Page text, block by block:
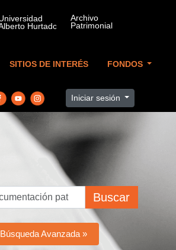
SITIOS DE INTERÉS FONDOS
Iniciar sesión
Buscar
Búsqueda Avanzada »